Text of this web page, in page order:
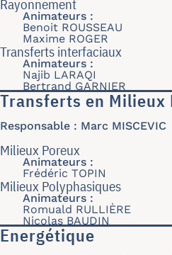
Rayonnement
Animateurs :
Benoit ROUSSEAU
Maxime ROGER
Transferts interfaciaux
Animateurs :
Najib LARAQI
Bertrand GARNIER
Transferts en Milieux
Responsable : Marc MISCEVIC
Milieux Poreux
Animateurs :
Frédéric TOPIN
Milieux Polyphasiques
Animateurs :
Romuald RULLIÈRE
Nicolas BAUDIN
Energétique